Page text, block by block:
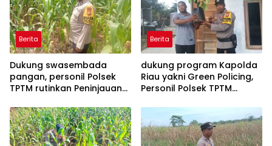
Berita
Dukung swasembada
pangan, personil Polsek
TPTM rutinkan Peninjauan
pipil di wilayah hukum
Polsek TPTM
Berita
dukung program Kapolda
Riau yakni Green Policing,
Personil Polsek TPTM
matoa kepada
masyarakat